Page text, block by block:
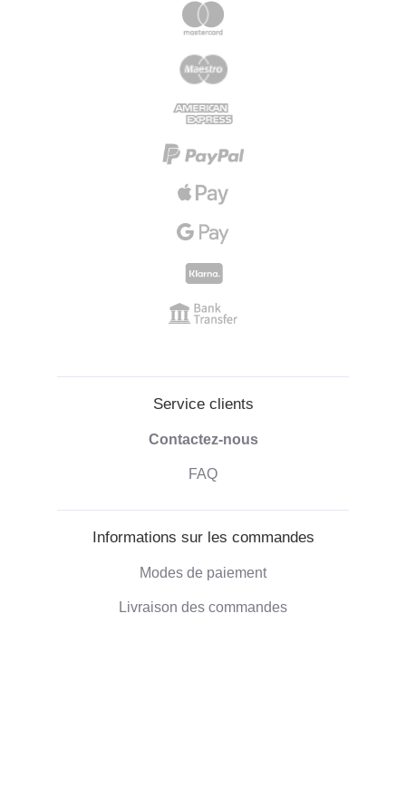
Service clients
Contactez-nous
FAQ
Informations sur les commandes
Modes de paiement
Livraison des commandes